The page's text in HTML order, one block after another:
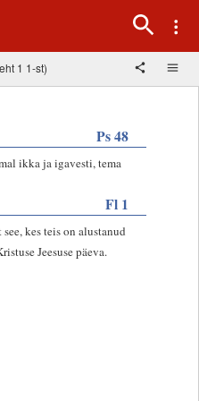
1 1-st)
Ps 48
ikka ja igavesti, tema
Fl 1
kes teis on alustanud
Jeesuse päeva.